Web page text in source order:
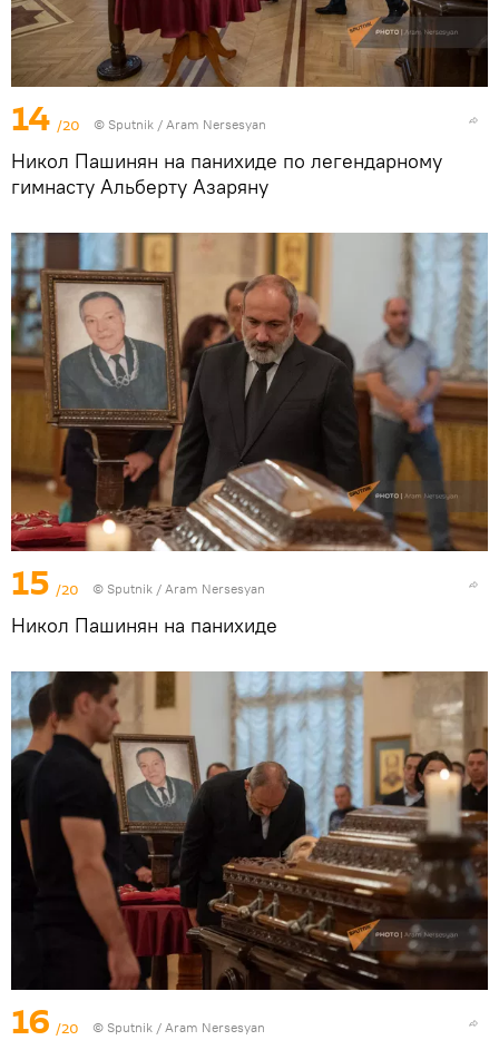
14 /20 © Sputnik / Aram Nersesyan
Никол Пашинян на панихиде по легендарному
гимнасту Альберту Азаряну
15 /20 © Sputnik / Aram Nersesyan
Никол Пашинян на панихиде
16 /20 © Sputnik / Aram Nersesyan